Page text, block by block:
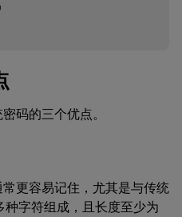
码的三个优点。
更容易记住，尤其是与传统
字符组成，且长度至少为